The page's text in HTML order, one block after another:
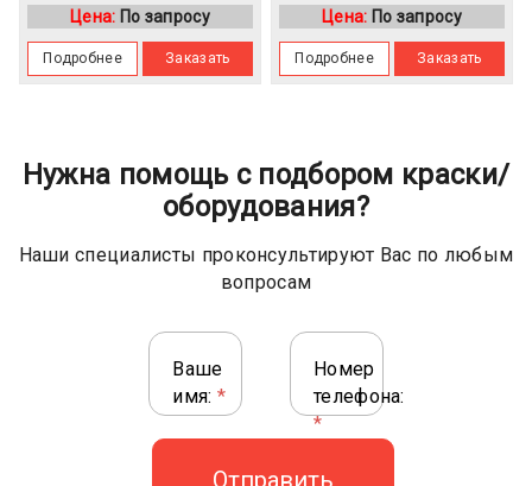
Цена: По запросу
Подробнее Заказать
Цена: По запросу
Подробнее Заказать
Нужна помощь с подбором краски/
оборудования?
Наши специалисты проконсультируют Вас по любым
вопросам
Ваше
имя: *
Номер
телефона:
*